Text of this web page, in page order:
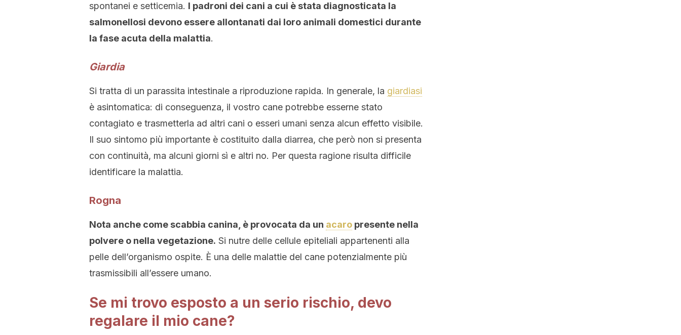
spontanei e setticemia. I padroni dei cani a cui è stata diagnosticata la
salmonellosi devono essere allontanati dai loro animali domestici durante
la fase acuta della malattia.
Giardia
Si tratta di un parassita intestinale a riproduzione rapida. In generale, la giardiasi
è asintomatica: di conseguenza, il vostro cane potrebbe esserne stato
contagiato e trasmetterla ad altri cani o esseri umani senza alcun effetto visibile.
Il suo sintomo più importante è costituito dalla diarrea, che però non si presenta
con continuità, ma alcuni giorni sì e altri no. Per questa ragione risulta difficile
identificare la malattia.
Rogna
Nota anche come scabbia canina, è provocata da un acaro presente nella
polvere o nella vegetazione. Si nutre delle cellule epiteliali appartenenti alla
pelle dell’organismo ospite. È una delle malattie del cane potenzialmente più
trasmissibili all’essere umano.
Se mi trovo esposto a un serio rischio, devo
regalare il mio cane?